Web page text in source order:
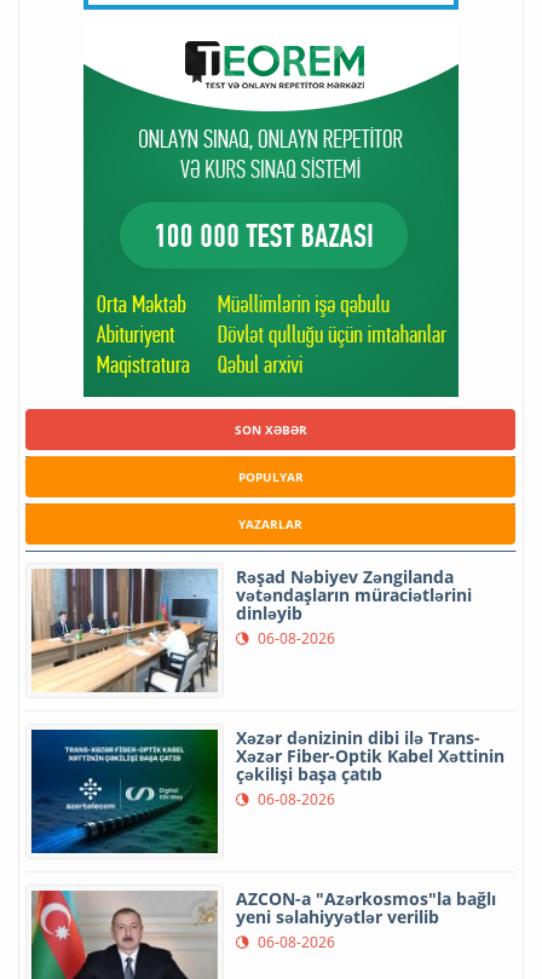
SON XƏBƏR
POPULYAR
YAZARLAR
Rəşad Nəbiyev Zəngilanda
vətəndaşların müraciətlərini
dinləyib
06-08-2026
Xəzər dənizinin dibi ilə Trans-
Xəzər Fiber-Optik Kabel Xəttinin
çəkilişi başa çatıb
06-08-2026
AZCON-a "Azərkosmos"la bağlı
yeni səlahiyyətlər verilib
06-08-2026